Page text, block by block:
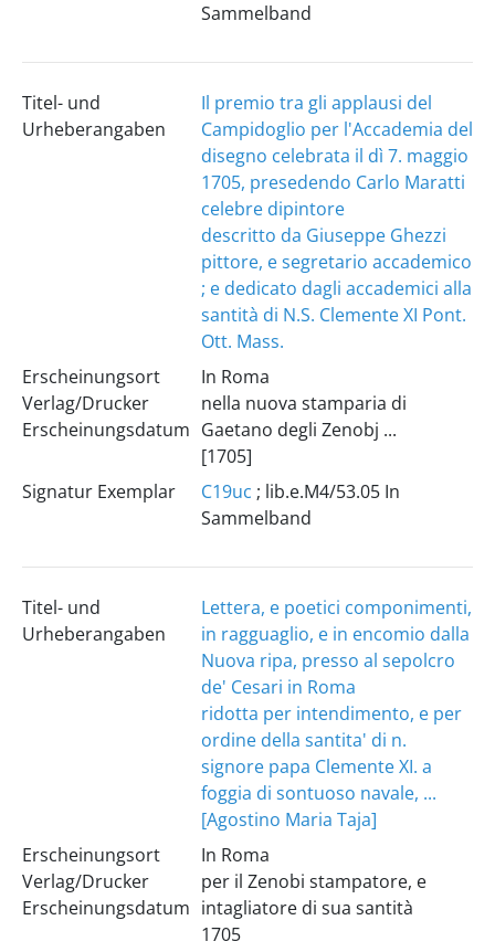
Sammelband
Titel- und
Urheberangaben
Il premio tra gli applausi del
Campidoglio per l'Accademia del
disegno celebrata il dì 7. maggio
1705, presedendo Carlo Maratti
celebre dipintore
descritto da Giuseppe Ghezzi
pittore, e segretario accademico
; e dedicato dagli accademici alla
santità di N.S. Clemente XI Pont.
Ott. Mass.
Erscheinungsort
Verlag/Drucker
Erscheinungsdatum
In Roma
nella nuova stamparia di
Gaetano degli Zenobj ...
[1705]
Signatur Exemplar
C19uc ; lib.e.M4/53.05 In
Sammelband
Titel- und
Urheberangaben
Lettera, e poetici componimenti,
in ragguaglio, e in encomio dalla
Nuova ripa, presso al sepolcro
de' Cesari in Roma
ridotta per intendimento, e per
ordine della santita' di n.
signore papa Clemente XI. a
foggia di sontuoso navale, ...
[Agostino Maria Taja]
Erscheinungsort
Verlag/Drucker
Erscheinungsdatum
In Roma
per il Zenobi stampatore, e
intagliatore di sua santità
1705